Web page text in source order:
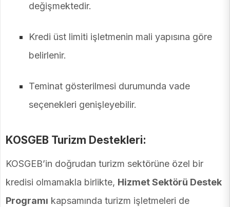
değişmektedir.
Kredi üst limiti işletmenin mali yapısına göre
belirlenir.
Teminat gösterilmesi durumunda vade
seçenekleri genişleyebilir.
KOSGEB Turizm Destekleri:
KOSGEB’in doğrudan turizm sektörüne özel bir
kredisi olmamakla birlikte, Hizmet Sektörü Destek
Programı kapsamında turizm işletmeleri de